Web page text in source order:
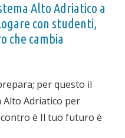
Alto Adriatico a
con studenti,
che cambia
per questo il
Alto Adriatico per
è Il tuo futuro è